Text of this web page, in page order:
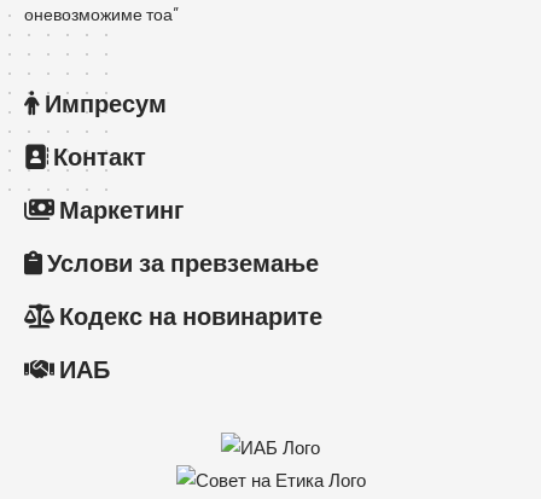
оневозможиме тоа”
Импресум
Контакт
Маркетинг
Услови за превземање
Кодекс на новинарите
ИАБ